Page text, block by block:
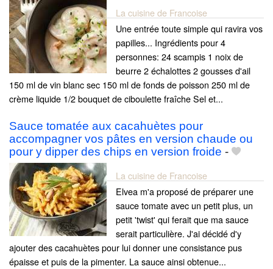
La cuisine de Francoise
Une entrée toute simple qui ravira vos
papilles... Ingrédients pour 4
personnes: 24 scampis 1 noix de
beurre 2 échalottes 2 gousses d'ail
150 ml de vin blanc sec 150 ml de fonds de poisson 250 ml de
crème liquide 1/2 bouquet de ciboulette fraîche Sel et...
Sauce tomatée aux cacahuètes pour
accompagner vos pâtes en version chaude ou
pour y dipper des chips en version froide -
La cuisine de Francoise
Elvea m'a proposé de préparer une
sauce tomate avec un petit plus, un
petit 'twist' qui ferait que ma sauce
serait particulière. J'ai décidé d'y
ajouter des cacahuètes pour lui donner une consistance pus
épaisse et puis de la pimenter. La sauce ainsi obtenue...